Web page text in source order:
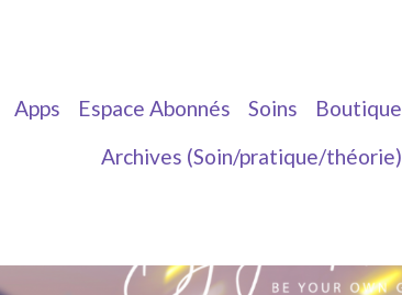
Apps Espace Abonnés Soins
Boutique
Archives (Soin/pratique/théorie)